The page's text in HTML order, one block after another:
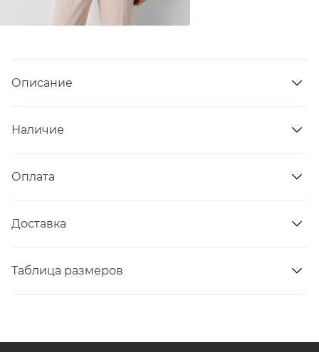
Описание
Наличие
Оплата
Доставка
Таблица размеров